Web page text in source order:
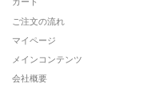
ご注文の流れ
マイページ
メインコンテンツ
会社概要